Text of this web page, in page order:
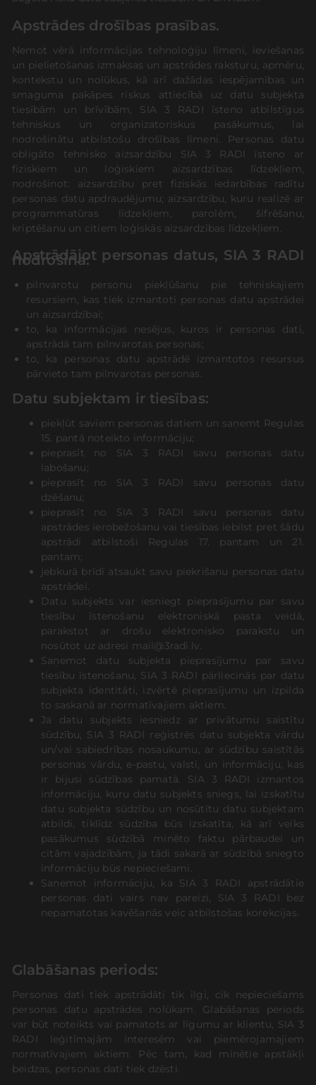
Apstrādes drošības prasības.
Ņemot vērā informācijas tehnoloģiju līmeni, ieviešanas
un pielietošanas izmaksas un apstrādes raksturu, apmēru,
kontekstu un nolūkus, kā arī dažādas iespējamības un
smaguma pakāpes riskus attiecībā uz datu subjekta
tiesībām un brīvībām, SIA 3 RADI īsteno atbilstīgus
tehniskus un organizatoriskus pasākumus, lai
nodrošinātu atbilstošu drošības līmeni. Personas datu
obligāto tehnisko aizsardzību SIA 3 RADI īsteno ar
fiziskiem un loģiskiem aizsardzības līdzekļiem,
nodrošinot: aizsardzību pret fiziskās iedarbības radītu
personas datu apdraudējumu; aizsardzību, kuru realizē ar
programmatūras līdzekļiem, parolēm, šifrēšanu,
kriptēšanu un citiem loģiskās aizsardzības līdzekļiem.
Apstrādājot personas datus, SIA 3 RADI
nodrošina:
pilnvarotu personu piekļūšanu pie tehniskajiem
resursiem, kas tiek izmantoti personas datu apstrādei
un aizsardzībai;
to, ka informācijas nesējus, kuros ir personas dati,
apstrādā tam pilnvarotas personas;
to, ka personas datu apstrādē izmantotos resursus
pārvieto tam pilnvarotas personas.
Datu subjektam ir tiesības:
piekļūt saviem personas datiem un saņemt Regulas
15. pantā noteikto informāciju;
pieprasīt no SIA 3 RADI savu personas datu
labošanu;
pieprasīt no SIA 3 RADI savu personas datu
dzēšanu;
pieprasīt no SIA 3 RADI savu personas datu
apstrādes ierobežošanu vai tiesības iebilst pret šādu
apstrādi atbilstoši Regulas 17. pantam un 21.
pantam;
jebkurā brīdī atsaukt savu piekrišanu personas datu
apstrādei.
Datu subjekts var iesniegt pieprasījumu par savu
tiesību īstenošanu elektroniskā pasta veidā,
parakstot ar drošu elektronisko parakstu un
nosūtot uz adresi mail@3radi.lv.
Saņemot datu subjekta pieprasījumu par savu
tiesību īstenošanu, SIA 3 RADI pārliecinās par datu
subjekta identitāti, izvērtē pieprasījumu un izpilda
to saskaņā ar normatīvajiem aktiem.
Ja datu subjekts iesniedz ar privātumu saistītu
sūdzību, SIA 3 RADI reģistrēs datu subjekta vārdu
un/vai sabiedrības nosaukumu, ar sūdzību saistītās
personas vārdu, e-pastu, valsti, un informāciju, kas
ir bijusi sūdzības pamatā. SIA 3 RADI izmantos
informāciju, kuru datu subjekts sniegs, lai izskatītu
datu subjekta sūdzību un nosūtītu datu subjektam
atbildi, tiklīdz sūdzība būs izskatīta, kā arī veiks
pasākumus sūdzībā minēto faktu pārbaudei un
citām vajadzībām, ja tādi sakarā ar sūdzībā sniegto
informāciju būs nepieciešami.
Saņemot informāciju, ka SIA 3 RADI apstrādātie
personas dati vairs nav pareizi, SIA 3 RADI bez
nepamatotas kavēšanās veic atbilstošas korekcijas.
Glabāšanas periods:
Personas dati tiek apstrādāti tik ilgi, cik nepieciešams
personas datu apstrādes nolūkam. Glabāšanas periods
var būt noteikts vai pamatots ar līgumu ar klientu, SIA 3
RADI leģitīmajām interesēm vai piemērojamajiem
normatīvajiem aktiem. Pēc tam, kad minētie apstākļi
beidzas, personas dati tiek dzēsti.